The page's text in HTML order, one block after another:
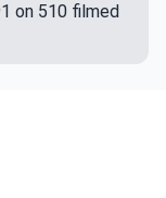
on 510 filmed